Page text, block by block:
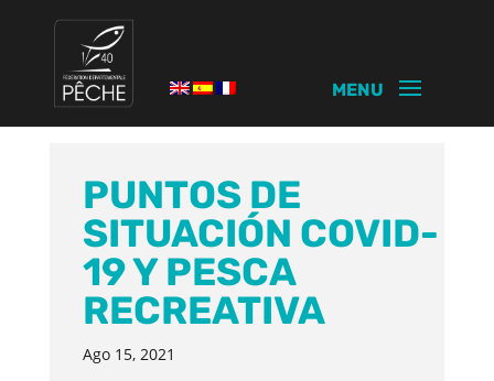
PUNTOS DE
SITUACIÓN COVID-
19 Y PESCA
RECREATIVA
Ago 15, 2021